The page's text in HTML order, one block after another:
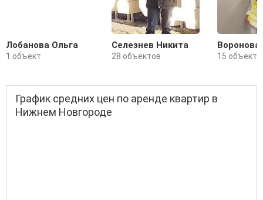
Лобанова Ольга
1 объект
Селезнев Никита
28 объектов 15
График средних цен по аренде квартир в
Нижнем Новгороде